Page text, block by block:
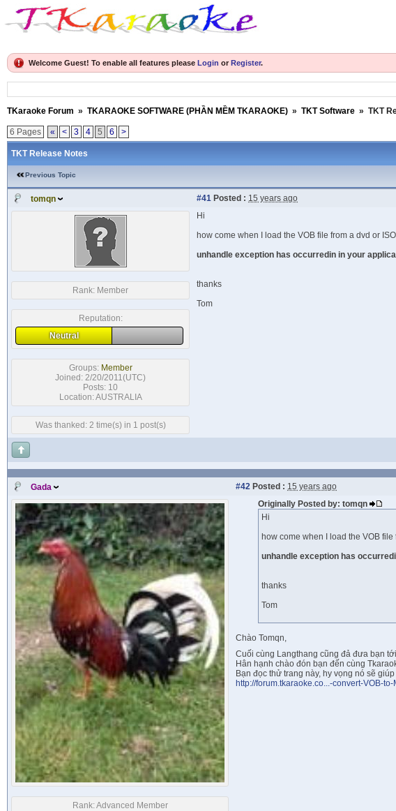
Welcome Guest! To enable all features please Login or Register.
TKaraoke Forum » TKARAOKE SOFTWARE (PHẦN MỀM TKARAOKE) » TKT Software » TKT
6 Pages « < 3 4 5 6 >
TKT Release Notes
Previous Topic
tomqn #41 Posted : 15 years ago
Rank: Member
Reputation:
Neutral
Groups: Member
Joined: 2/20/2011(UTC)
Posts: 10
Location: AUSTRALIA
Was thanked: 2 time(s) in 1 post(s)
Hi
how come when I load the VOB file from a dvd or
unhandle exception has occurredin in your
thanks
Tom
Gada #42 Posted : 15 years ago
Rank:Advanced Member
Originally Posted by: tomqn
Hi
how come when I load the VOB
unhandle exception has
thanks
Tom
Chào Tomqn,
Cuối cùng Langthang cũng đả đưa bạn
Hân hạnh chào đón bạn đến cùng
Bạn đọc thử trang này, hy vọng nó sẽ
http://forum.tkaraoke.co...-convert-VOB-to-